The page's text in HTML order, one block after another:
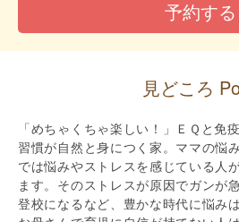
見どころ
「めちゃくちゃ楽しい！」ＥＱと免
習慣が自然と身につく家。ママの悩
では悩みやストレスを感じている人
ます。そのストレスが原因でガンが
登校になるなど、豊かな時代に悩み